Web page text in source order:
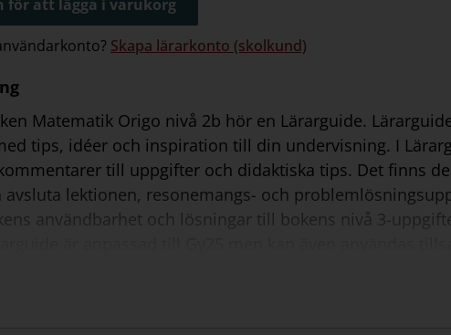
för att lägga i varukorg
Skapa lärarkonto (skolkund)
Matematik Origo nivå 2b hör en Lärarguide.
tips, idéer och inspiration till din undervisning. I
till uppgifter och didaktiska tips. Det finns
avsluta lektionen, resonemangs- och
användbarhet och lösningar till bokens nivå 3-